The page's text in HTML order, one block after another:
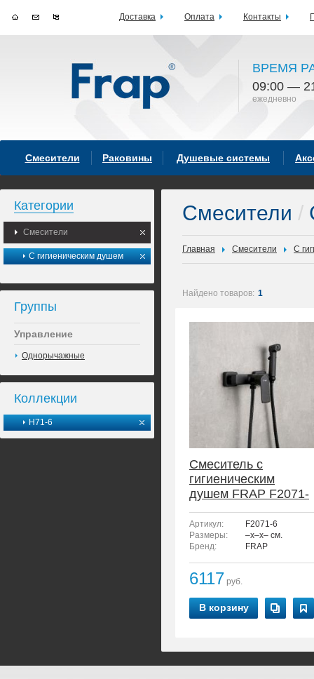
ВРЕМЯ
09:00 —
ежедневно
Смесители Раковины Душевые системы
Категории
Смесители
С гигиеническим душем
Группы
Управление
Однорычажные
Коллекции
H71-6
Смесители /
Главная Смесители С
Найдено товаров: 1
Смеситель с
гигиеническим
душем FRAP F2071-
6
Артикул:
F2071-6
Размеры:
–x–x– см.
Бренд:
FRAP
6117 руб.
В корзину
Доставка Оплата Контакты